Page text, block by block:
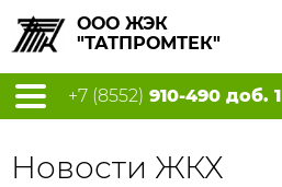
ООО ЖЭК
"ТАТПРОМТЕК"
+7 (8552) 910-490 доб. 1
Новости ЖКХ